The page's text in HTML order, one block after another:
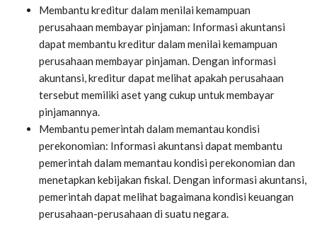
Membantu kreditur dalam menilai kemampuan
perusahaan membayar pinjaman: Informasi akuntansi
dapat membantu kreditur dalam menilai kemampuan
perusahaan membayar pinjaman. Dengan informasi
akuntansi, kreditur dapat melihat apakah perusahaan
tersebut memiliki aset yang cukup untuk membayar
pinjamannya.
Membantu pemerintah dalam memantau kondisi
perekonomian: Informasi akuntansi dapat membantu
pemerintah dalam memantau kondisi perekonomian dan
menetapkan kebijakan fiskal. Dengan informasi akuntansi,
pemerintah dapat melihat bagaimana kondisi keuangan
perusahaan-perusahaan di suatu negara.